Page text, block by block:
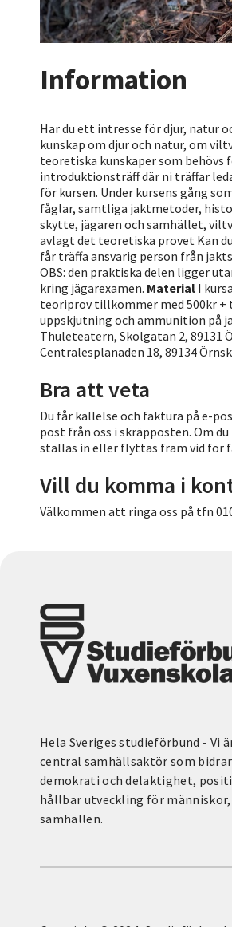
Information
Har du ett intresse för djur, natur
kunskap om djur och natur, om
teoretiska kunskaper som behövs
introduktionsträff där ni träffar
för kursen. Under kursens gång
fåglar, samtliga jaktmetoder,
skytte, jägaren och samhället,
avlagt det teoretiska provet Kan
får träffa ansvarig person från
OBS: den praktiska delen ligger
kring jägarexamen. Material I
teoriprov tillkommer med 500kr +
uppskjutning och ammunition på
Thuleteatern, Skolgatan 2, 89131
Centralesplanaden 18, 89134
Bra att veta
Du får kallelse och faktura på e-
post från oss i skräpposten. Om
ställas in eller flyttas fram vid för
Vill du komma i
Välkommen att ringa oss på tfn
Hela Sveriges studieförbund - Vi
central samhällsaktör som
demokrati och delaktighet,
hållbar utveckling för
samhällen.